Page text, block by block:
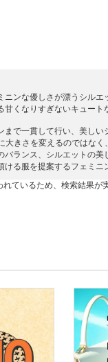
ンな優しさが漂うシルエ
甘くなりすぎないキュート
で一貫して行い、美しい
きさを変えるのではなく、
ランス、シルエットの美
る服を提案するフェミニ
ているため、検索結果